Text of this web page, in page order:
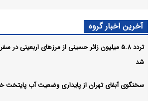
آخرین اخبار گروه
تردد ۵.۸ میلیون زائر حسینی از مرزهای اربعینی
شد
سخنگوی آبفای تهران از پایداری وضعیت آب پایتخت